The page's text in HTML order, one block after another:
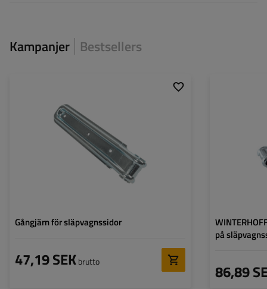
Kampanjer Bestsellers
Gångjärn för släpvagnssidor
47,19 SEKbrutto
270 mm
55 mm
Diameter på monteringshål:17 mm
på
86,89